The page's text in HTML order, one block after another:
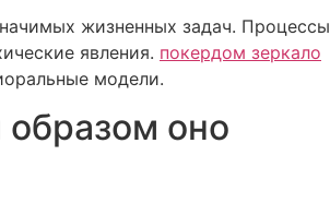
жизненных задач. Процессы
явления. покердом зеркало
модели.
образом оно